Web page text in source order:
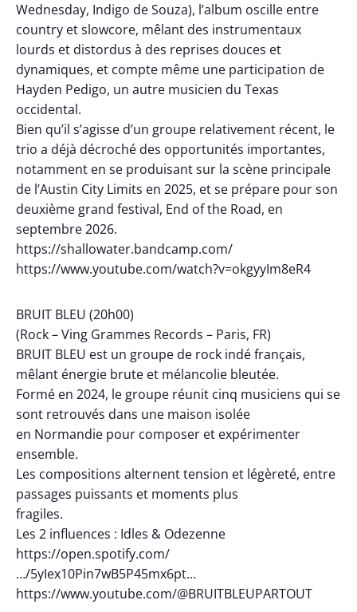
Wednesday, Indigo de Souza), l’album oscille entre
country et slowcore, mêlant des instrumentaux
lourds et distordus à des reprises douces et
dynamiques, et compte même une participation de
Hayden Pedigo, un autre musicien du Texas
occidental.
Bien qu’il s’agisse d’un groupe relativement récent, le
trio a déjà décroché des opportunités importantes,
notamment en se produisant sur la scène principale
de l’Austin City Limits en 2025, et se prépare pour son
deuxième grand festival, End of the Road, en
septembre 2026.
https://shallowater.bandcamp.com/
https://www.youtube.com/watch?v=okgyyIm8eR4
BRUIT BLEU (20h00)
(Rock – Ving Grammes Records – Paris, FR)
BRUIT BLEU est un groupe de rock indé français,
mêlant énergie brute et mélancolie bleutée.
Formé en 2024, le groupe réunit cinq musiciens qui se
sont retrouvés dans une maison isolée
en Normandie pour composer et expérimenter
ensemble.
Les compositions alternent tension et légèreté, entre
passages puissants et moments plus
fragiles.
Les 2 influences : Idles & Odezenne
https://open.spotify.com/
…/5yIex10Pin7wB5P45mx6pt…
https://www.youtube.com/@BRUITBLEUPARTOUT